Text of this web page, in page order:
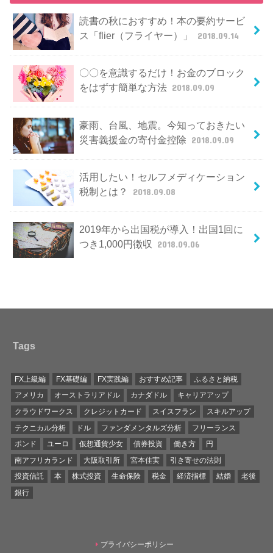
読書の秋におすすめ！本の要約サービ
ス「flier（フライヤー）」
2018.09.14
〇〇を意識するだけ！お金のブロック
をはずす簡単な方法 2018.09.09
豪雨、台風、地震。今知っておきたい
災害義援金の寄付金控除 2018.09.09
活用したい！セルフメディケーション
税制とは？
2018.09.08
2019年から出国税が導入！出国1回に
つき1,000円徴収
2018.09.06
Tags
FX上級編 FX基礎編 FX実践編 おすすめ記事
ふるさと納税
アメリカ
オーストラリアドル カナダドル
キャリアアップ
クラウドワークス
クレジットカード スイスフラン
スキルアップ
テクニカル分析
ドル ファンダメンタルズ分析
フリーランス
ポンド
ユーロ 仮想通貨少女 債券投資 働き方
円
南アフリカランド
大阪取引所 宮本佳実
引き寄せの法則
投資信託
本 株式投資 生命保険 税金 経済指標 結婚
老後
銀行
プライバシーポリシー